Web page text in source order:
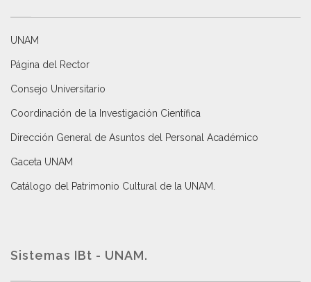
UNAM
Página del Rector
Consejo Universitario
Coordinación de la Investigación Científica
Dirección General de Asuntos del Personal Académico
Gaceta UNAM
Catálogo del Patrimonio Cultural de la UNAM.
Sistemas IBt - UNAM.